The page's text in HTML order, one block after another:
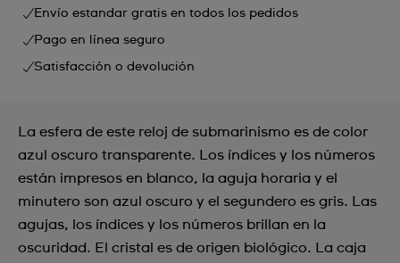
Envío estandar gratis en todos los pedidos
Pago en línea seguro
Satisfacción o devolución
La esfera de este reloj de submarinismo es de color
azul oscuro transparente. Los índices y los números
están impresos en blanco, la aguja horaria y el
minutero son azul oscuro y el segundero es gris. Las
agujas, los índices y los números brillan en la
oscuridad. El cristal es de origen biológico. La caja